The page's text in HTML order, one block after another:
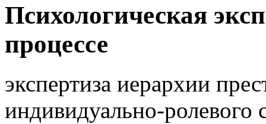
Психологическая
процессе
экспертиза иерархии
индивидуально-ролевого